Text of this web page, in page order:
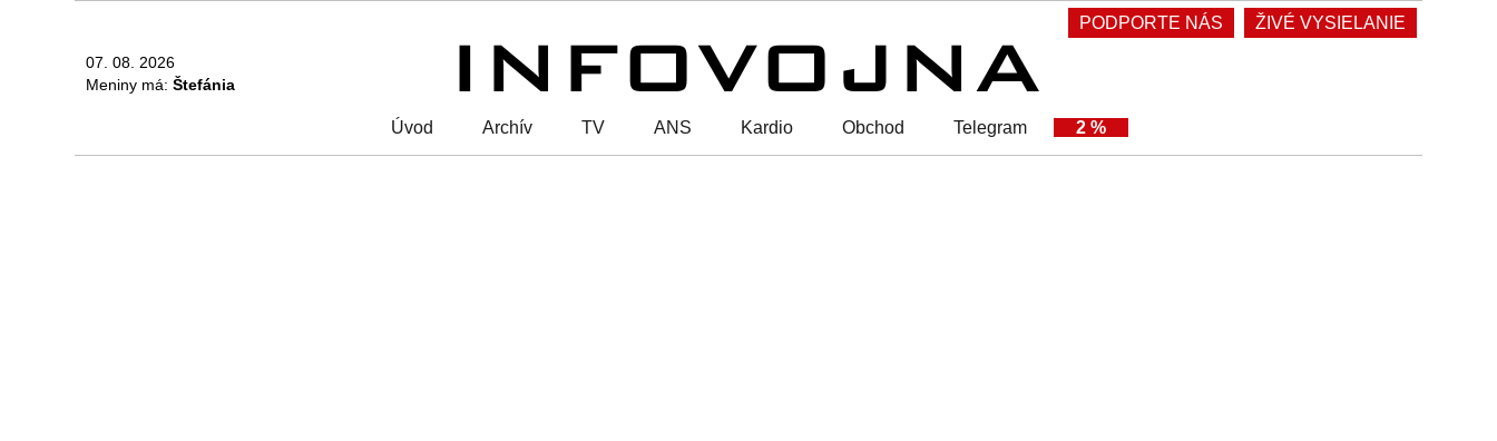
PODPORTE NÁS ŽIVÉ VYSIELANIE
07. 08. 2026
Meniny má: Štefánia
Úvod Archív TV ANS Kardio Obchod Telegram 2 %